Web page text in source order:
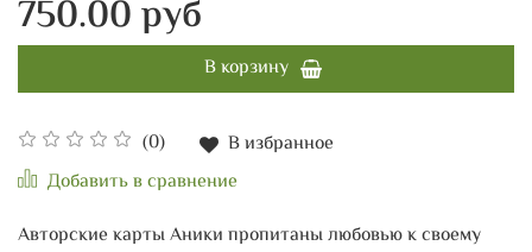
(0)
В избранное
Добавить в сравнение
750.00 руб
В корзину
Авторские карты Аники пропитаны любовью к своему